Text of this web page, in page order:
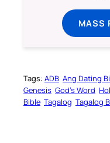
MASS
Tags: ADB Ang Dating
Genesis God’s Word
Bible Tagalog Tagalog